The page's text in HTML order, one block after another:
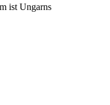
ist Ungarns